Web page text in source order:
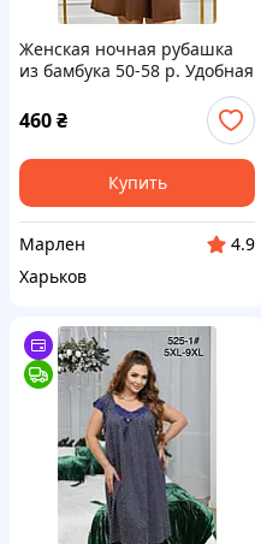
Женская ночная рубашка
из бамбука 50-58 р. Удобная
ночная рубашка большого
размера
460₴
Купить
Марлен
4.9
Харьков